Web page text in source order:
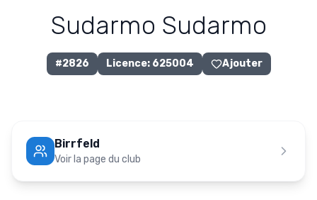
Sudarmo Sudarmo
#2826 Licence: 625004 Ajouter
Birrfeld
Voir la page du club